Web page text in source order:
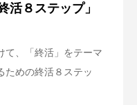
活８ステップ」
て、「終活」をテーマ
ための終活８ステッ